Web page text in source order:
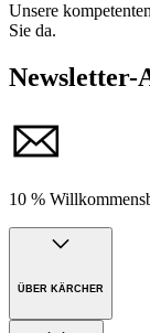
Unsere
Sie da.
Newsletter-
10 %
ÜBER KÄRCHER